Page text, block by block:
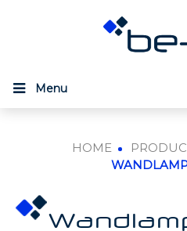
Menu
HOME